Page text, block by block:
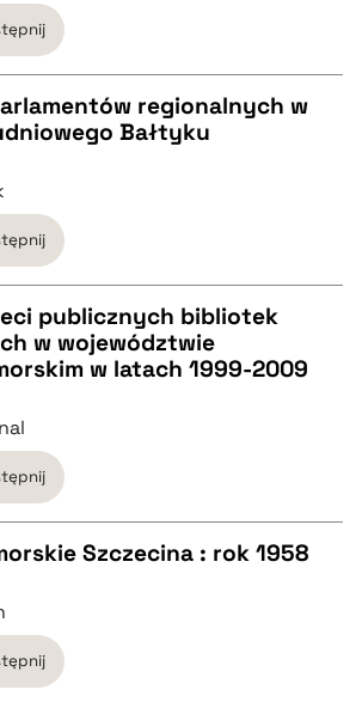
regionalnych w
Bałtyku
publicznych bibliotek
w województwie
w latach 1999-2009
Szczecina : rok 1958